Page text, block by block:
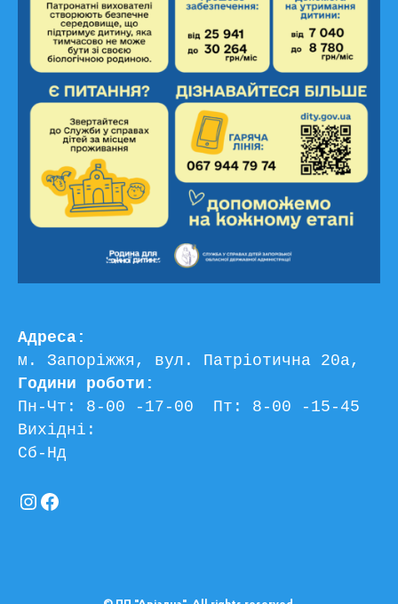
Адреса:
м. Запоріжжя, вул. Патріотична 20а,
Години роботи:
Пн-Чт: 8-00 -17-00  Пт: 8-00 -15-45
Вихідні:
Сб-Нд
Instagram
Facebook